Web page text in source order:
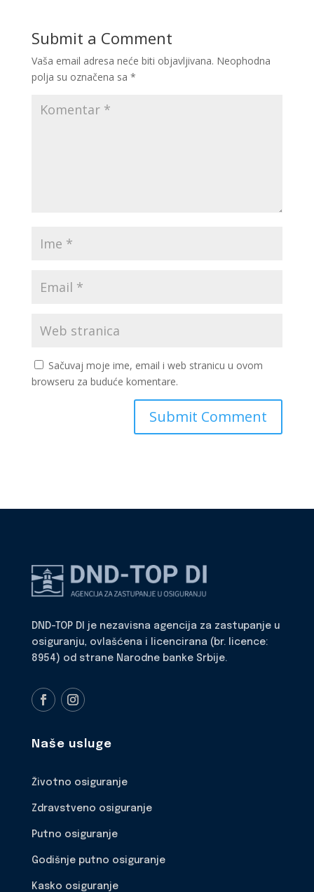
Submit a Comment
Vaša email adresa neće biti objavljivana. Neophodna
polja su označena sa *
Sačuvaj moje ime, email i web stranicu u ovom
browseru za buduće komentare.
DND-TOP DI je nezavisna agencija za zastupanje u
osiguranju, ovlašćena i licencirana (br. licence:
8954) od strane Narodne banke Srbije.
Naše usluge
Životno osiguranje
Zdravstveno osiguranje
Putno osiguranje
Godišnje putno osiguranje
Kasko osiguranje